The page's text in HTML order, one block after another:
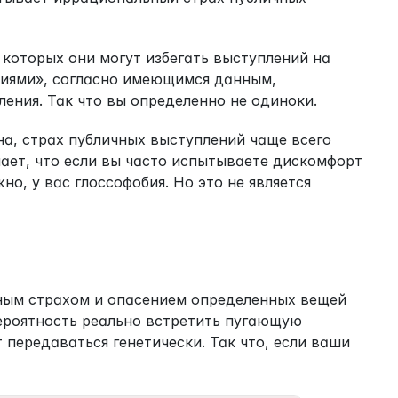
они могут избегать выступлений на
согласно имеющимся данным,
Так что вы определенно не одиноки.
страх публичных выступлений чаще всего
что если вы часто испытываете дискомфорт
у вас глоссофобия. Но это не является
страхом и опасением определенных вещей
реально встретить пугающую
генетически. Так что, если ваши